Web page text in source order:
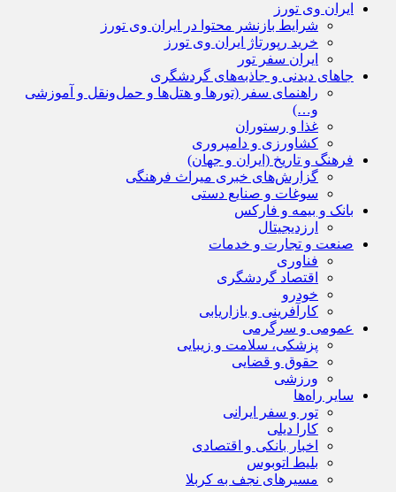
ایران وی تورز
شرایط بازنشر محتوا در ایران وی تورز
خرید رپورتاژ ایران وی تورز
ایران سفر تور
جاهای دیدنی و جاذبه‌های گردشگری
راهنمای سفر (تورها و هتل‌ها و حمل‌و‌نقل و آموزشی
و…)
غذا و رستوران
کشاورزی و دامپروری
فرهنگ و تاریخ (ایران و جهان)
گزارش‌های خبری میراث فرهنگی
سوغات و صنایع دستی
بانک و بیمه و فارکس
ارزدیجیتال
صنعت و تجارت و خدمات
فناوری
اقتصاد گردشگری
خودرو
کارآفرینی و بازاریابی
عمومی و سرگرمی
پزشکی، سلامت و زیبایی
حقوق و قضایی
ورزشی
سایر راه‌ها
تور و سفر ایرانی
کارا دیلی
اخبار بانکی و اقتصادی
بلیط اتوبوس
مسیرهای نجف به کربلا